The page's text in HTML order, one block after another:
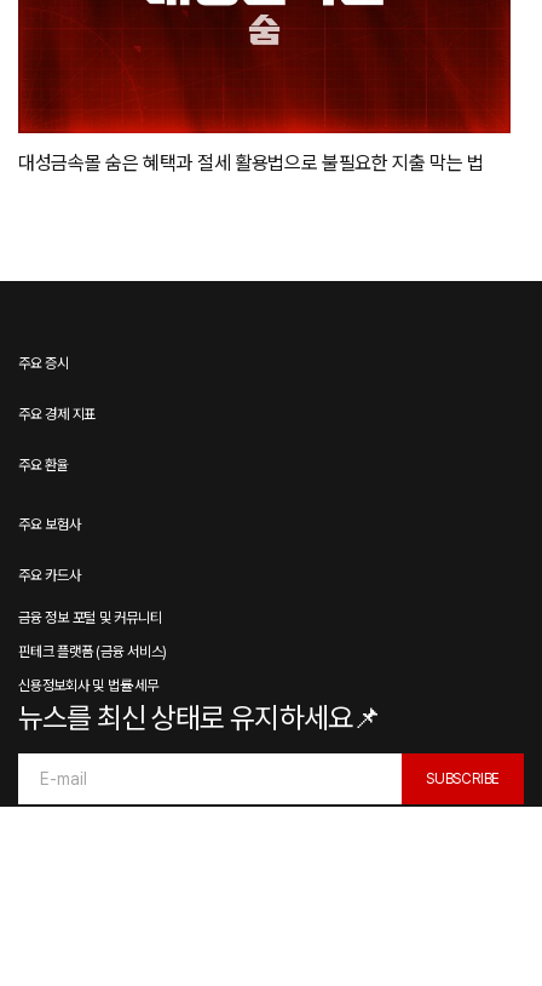
대성금속몰 숨은 혜택과 절세 활용법으로 불필요한 지출 막는 법
주요 증시
주요 경제 지표
주요 환율
주요 보험사
주요 카드사
금융 정보 포털 및 커뮤니티
핀테크 플랫폼 (금융 서비스)
신용정보회사 및 법률·세무
뉴스를 최신 상태로 유지하세요📌
SUBSCRIBE